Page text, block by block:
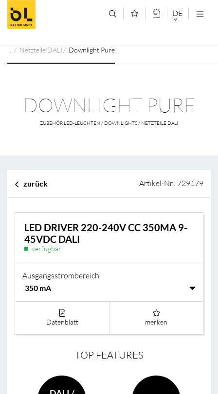
Zum Inhalt springen (Alt+0)
Zum Hauptmenü springen (Alt+1) DE
Netzteile DALI Downlight Pure
DOWNLIGHT PURE
ZUBEHÖR LED-LEUCHTEN / DOWNLIGHTS / NETZTEILE DALI
zurück Artikel-Nr.: 729179
LED DRIVER 220-240V CC 350MA 9-
45VDC DALI
verfügbar
Ausgangsstrombereich
Datenblatt merken
TOP FEATURES